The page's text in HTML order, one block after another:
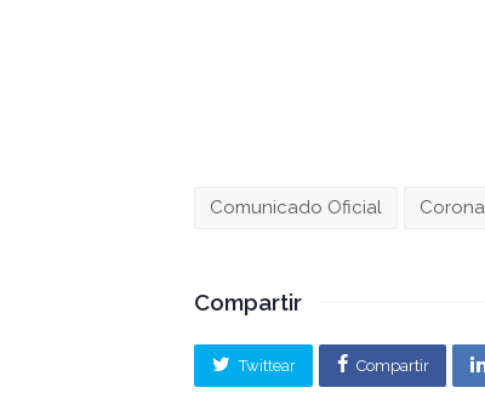
Comunicado Oficial
Compartir
Twittear Compartir